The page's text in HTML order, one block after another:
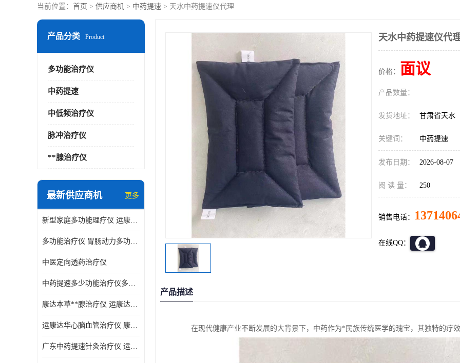
当前位置： 首页 > 供应商机 > 中药提速 > 天水中药提速仪代理
产品分类 Product
多功能治疗仪
中药提速
中低频治疗仪
脉冲治疗仪
**腺治疗仪
最新供应商机 更多
新型家庭多功能理疗仪 运康达华
多功能治疗仪 胃肠动力多功能治疗仪
中医定向透药治疗仪
中药提速多少功能治疗仪多少钱 实体店仪器
康达本草**腺治疗仪 运康达华 开发新顾客用仪器
运康达华心脑血管治疗仪 康达本草 体验店仪器
广东中药提速针灸治疗仪 运康达华 会销店锁定顾客用仪器
天水中药提速仪代
价格： 面议
产品数量：
发货地址： 甘肃省天水
关键词： 中药提速
发布日期： 2026-08-07
阅 读 量： 250
销售电话：
在线QQ：
产品描述
在现代健康产业不断发展的大背景下，中药作为*民族传统医学的瑰宝，其独特的疗